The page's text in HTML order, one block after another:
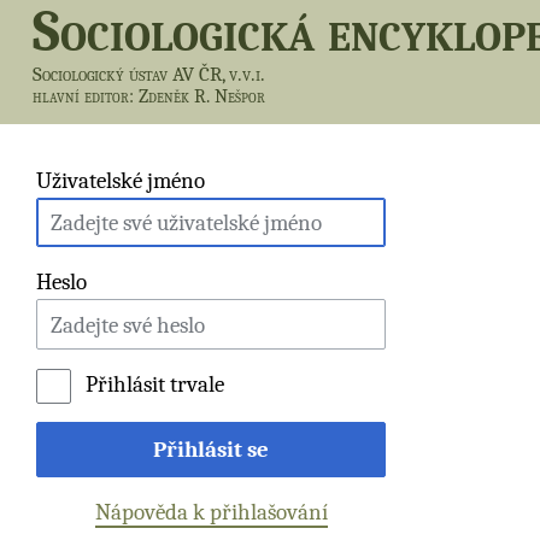
Sociologická
Sociologický ústav AV ČR, v.v.i.
hlavní editor: Zdeněk R. Nešpor
Uživatelské jméno
Heslo
Přihlásit trvale
Přihlásit se
Nápověda k přihlašování